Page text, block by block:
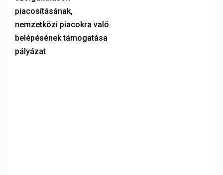
piacosításának,
nemzetközi piacokra való
belépésének támogatása
pályázat